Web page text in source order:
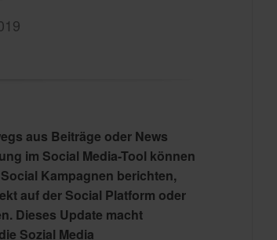
aus Beiträge oder News
im Social Media-Tool können
Kampagnen berichten,
auf der Social Platform oder
Dieses Update macht
Sozial Media